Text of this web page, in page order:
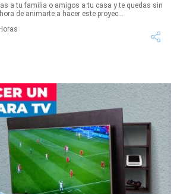
a tu familia o amigos a tu casa y te quedas sin
de animarte a hacer este proyec...